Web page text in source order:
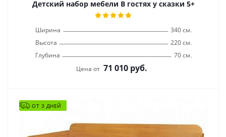
Детский набор мебели В гостях у сказки 5+
Ширина
340 см.
Высота
220 см.
Глубина
70 см.
Цена от 71 010 руб.
ОТ 3 ДНЕЙ